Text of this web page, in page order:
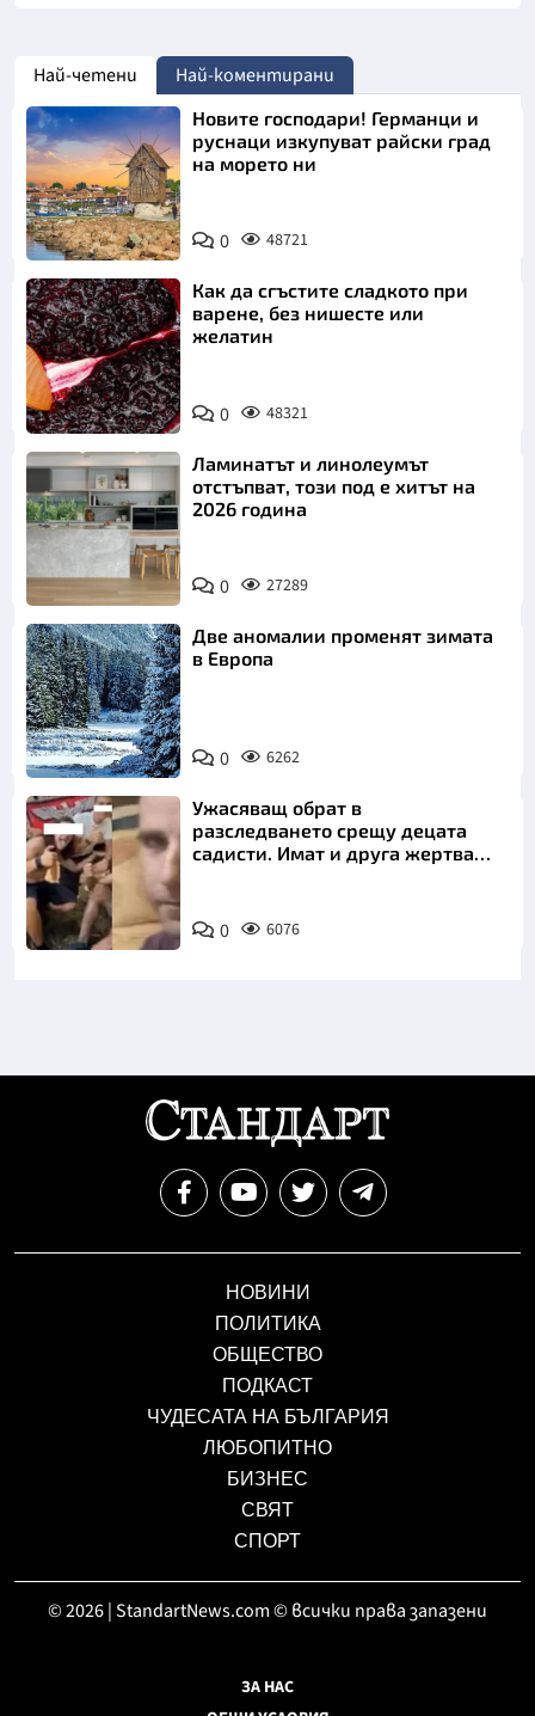
Най-четени Най-коментирани
Новите господари! Германци и
руснаци изкупуват райски град
на морето ни
0 48721
Как да сгъстите сладкото при
варене, без нишесте или
желатин
0 48321
Ламинатът и линолеумът
отстъпват, този под е хитът на
2026 година
0 27289
Две аномалии променят зимата
в Европа
0 6262
Ужасяващ обрат в
разследването срещу децата
садисти. Имат и друга жертва
0 6076
НОВИНИ
ПОЛИТИКА
ОБЩЕСТВО
ПОДКАСТ
ЧУДЕСАТА НА БЪЛГАРИЯ
ЛЮБОПИТНО
БИЗНЕС
СВЯТ
СПОРТ
© 2026 | StandartNews.com © всички права запазени
ЗА НАС